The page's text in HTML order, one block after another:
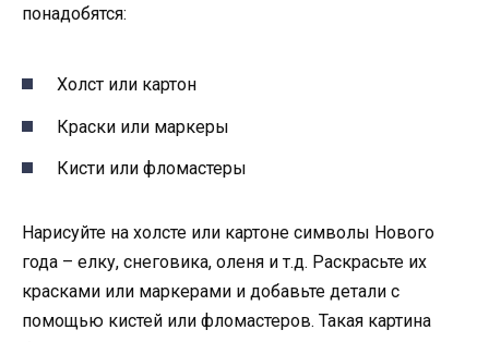
понадобятся:
Холст или картон
Краски или маркеры
Кисти или фломастеры
Нарисуйте на холсте или картоне символы Нового
года – елку, снеговика, оленя и т.д. Раскрасьте их
красками или маркерами и добавьте детали с
помощью кистей или фломастеров. Такая картина